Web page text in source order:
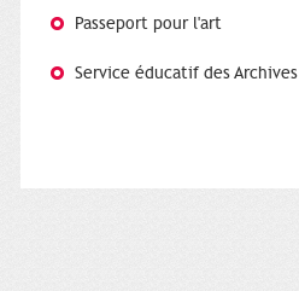
Passeport pour l'art
Service éducatif des